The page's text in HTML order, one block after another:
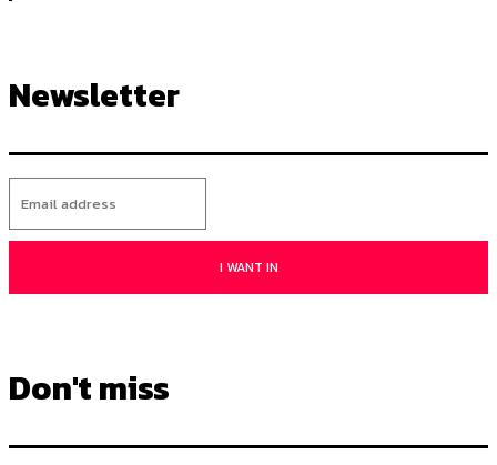
Newsletter
I WANT IN
Don't miss